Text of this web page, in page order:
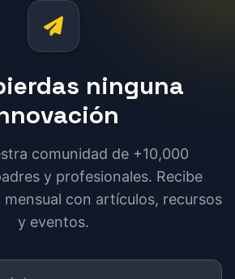
ninguna
comunidad de +10,000
y profesionales. Recibe
con artículos, recursos
y eventos.